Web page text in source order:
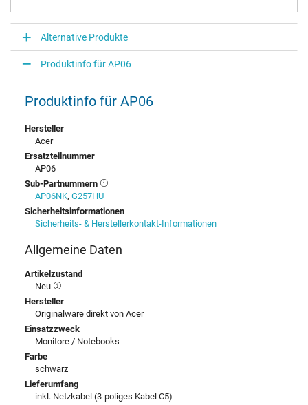
Alternative Produkte
Produktinfo für AP06
Produktinfo für AP06
Hersteller
Acer
Ersatzteilnummer
AP06
Sub-Partnummern
AP06NK, G257HU
Sicherheitsinformationen
Sicherheits- & Herstellerkontakt-Informationen
Allgemeine Daten
Artikelzustand
Neu
Hersteller
Originalware direkt von Acer
Einsatzzweck
Monitore / Notebooks
Farbe
schwarz
Lieferumfang
inkl. Netzkabel (3-poliges Kabel C5)